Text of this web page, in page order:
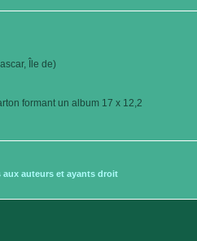
Île de)
formant un album 17 x 12,2
aux auteurs et ayants droit